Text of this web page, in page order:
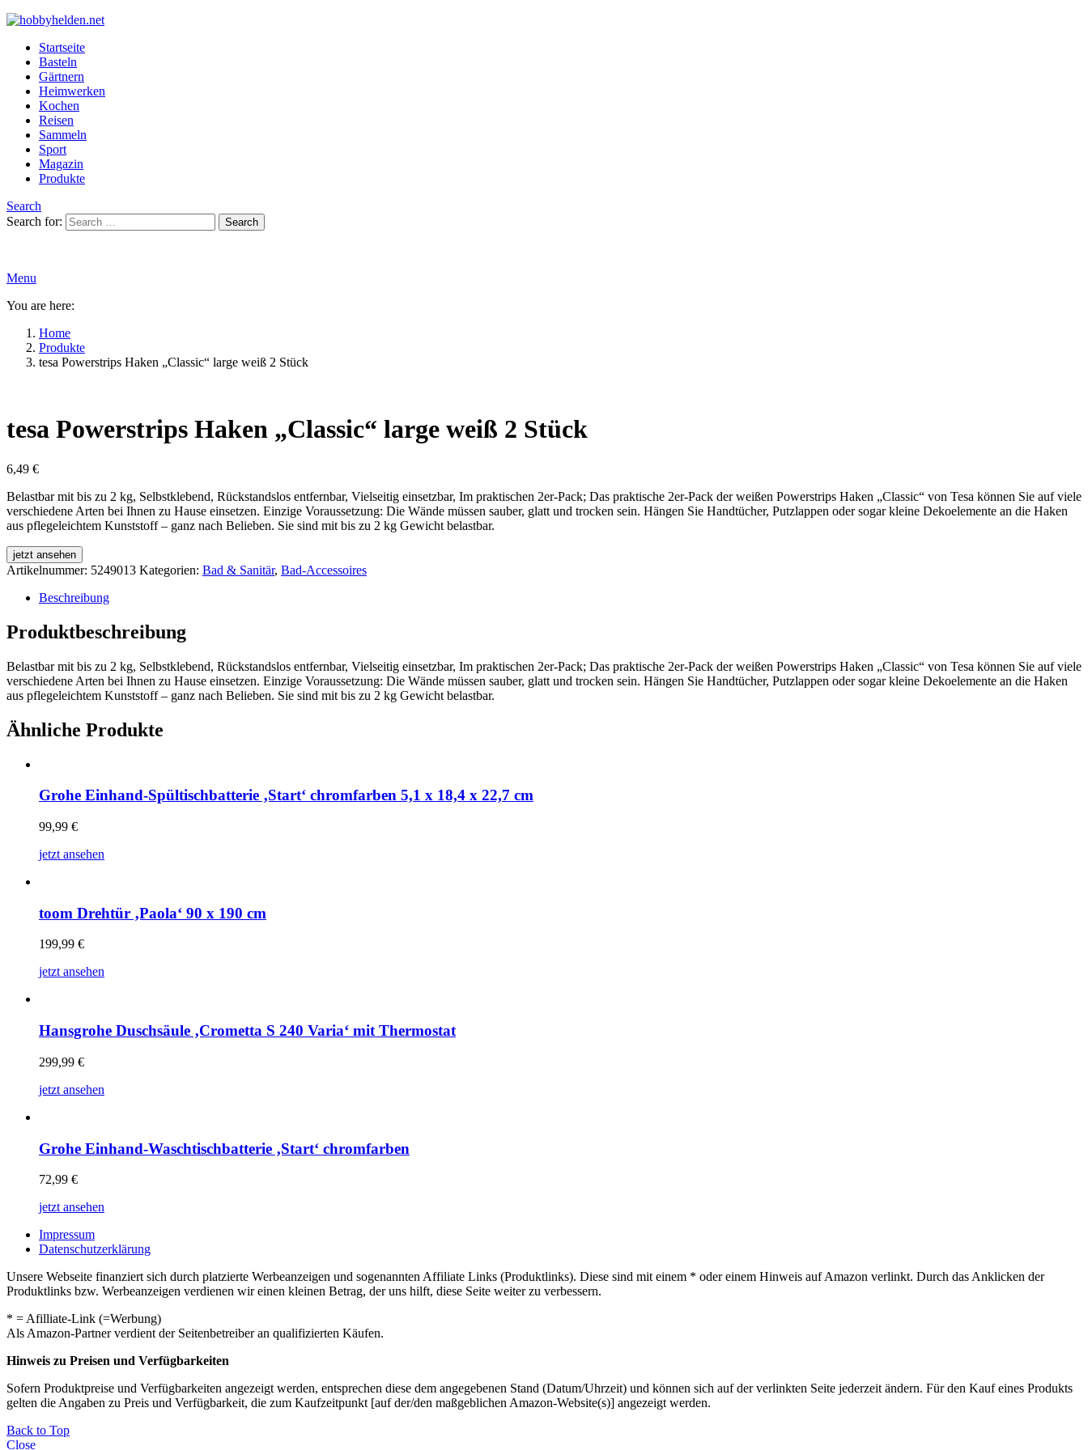
Startseite
Basteln
Gärtnern
Heimwerken
Kochen
Reisen
Sammeln
Sport
Magazin
Produkte
Search
Search for:
Search
Menu
You are here:
Home
Produkte
tesa Powerstrips Haken „Classic“ large weiß 2 Stück
tesa Powerstrips Haken „Classic“ large weiß 2 Stück
6,49 €
Belastbar mit bis zu 2 kg, Selbstklebend, Rückstandslos entfernbar, Vielseitig einsetzbar, Im praktischen 2er-Pack; Das praktische 2er-Pack der weißen Powerstrips Haken „Classic“ von Tesa können Sie auf viele
verschiedene Arten bei Ihnen zu Hause einsetzen. Einzige Voraussetzung: Die Wände müssen sauber, glatt und trocken sein. Hängen Sie Handtücher, Putzlappen oder sogar kleine Dekoelemente an die Haken
aus pflegeleichtem Kunststoff – ganz nach Belieben. Sie sind mit bis zu 2 kg Gewicht belastbar.
jetzt ansehen
Artikelnummer: 5249013 Kategorien: Bad & Sanitär, Bad-Accessoires
Beschreibung
Produktbeschreibung
Belastbar mit bis zu 2 kg, Selbstklebend, Rückstandslos entfernbar, Vielseitig einsetzbar, Im praktischen 2er-Pack; Das praktische 2er-Pack der weißen Powerstrips Haken „Classic“ von Tesa können Sie auf viele
verschiedene Arten bei Ihnen zu Hause einsetzen. Einzige Voraussetzung: Die Wände müssen sauber, glatt und trocken sein. Hängen Sie Handtücher, Putzlappen oder sogar kleine Dekoelemente an die Haken
aus pflegeleichtem Kunststoff – ganz nach Belieben. Sie sind mit bis zu 2 kg Gewicht belastbar.
Ähnliche Produkte
Grohe Einhand-Spültischbatterie ‚Start‘ chromfarben 5,1 x 18,4 x 22,7 cm
99,99 €
jetzt ansehen
toom Drehtür ‚Paola‘ 90 x 190 cm
199,99 €
jetzt ansehen
Hansgrohe Duschsäule ‚Crometta S 240 Varia‘ mit Thermostat
299,99 €
jetzt ansehen
Grohe Einhand-Waschtischbatterie ‚Start‘ chromfarben
72,99 €
jetzt ansehen
Impressum
Datenschutzerklärung
Unsere Webseite finanziert sich durch platzierte Werbeanzeigen und sogenannten Affiliate Links (Produktlinks). Diese sind mit einem * oder einem Hinweis auf Amazon verlinkt. Durch das Anklicken der
Produktlinks bzw. Werbeanzeigen verdienen wir einen kleinen Betrag, der uns hilft, diese Seite weiter zu verbessern.
* = Afilliate-Link (=Werbung)
Als Amazon-Partner verdient der Seitenbetreiber an qualifizierten Käufen.
Hinweis zu Preisen und Verfügbarkeiten
Sofern Produktpreise und Verfügbarkeiten angezeigt werden, entsprechen diese dem angegebenen Stand (Datum/Uhrzeit) und können sich auf der verlinkten Seite jederzeit ändern. Für den Kauf eines Produkts
gelten die Angaben zu Preis und Verfügbarkeit, die zum Kaufzeitpunkt [auf der/den maßgeblichen Amazon-Website(s)] angezeigt werden.
Back to Top
Close